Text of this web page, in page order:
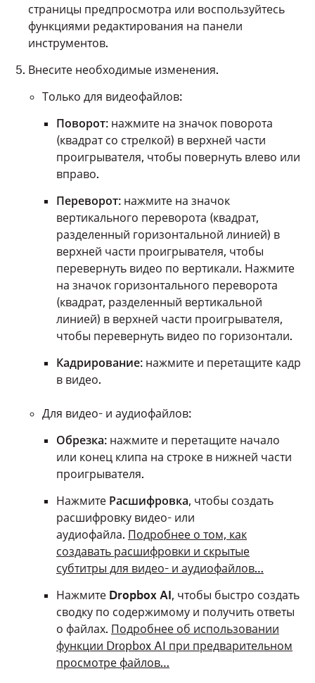
страницы предпросмотра или воспользуйтесь
функциями редактирования на панели
инструментов.
Внесите необходимые изменения.
Только для видеофайлов:
Поворот: нажмите на значок поворота
(квадрат со стрелкой) в верхней части
проигрывателя, чтобы повернуть влево или
вправо.
Переворот: нажмите на значок
вертикального переворота (квадрат,
разделенный горизонтальной линией) в
верхней части проигрывателя, чтобы
перевернуть видео по вертикали. Нажмите
на значок горизонтального переворота
(квадрат, разделенный вертикальной
линией) в верхней части проигрывателя,
чтобы перевернуть видео по горизонтали.
Кадрирование: нажмите и перетащите кадр
в видео.
Для видео- и аудиофайлов:
Обрезка: нажмите и перетащите начало
или конец клипа на строке в нижней части
проигрывателя.
Нажмите Расшифровка, чтобы создать
расшифровку видео- или
аудиофайла. Подробнее о том, как
создавать расшифровки и скрытые
субтитры для видео- и аудиофайлов…
Нажмите Dropbox AI, чтобы быстро создать
сводку по содержимому и получить ответы
о файлах. Подробнее об использовании
функции Dropbox AI при предварительном
просмотре файлов…